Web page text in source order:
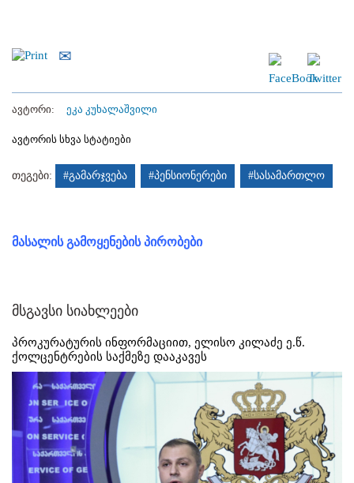
ავტორი: ეკა კუხალაშვილი
ავტორის სხვა სტატიები
თეგები: #გამარჯვება #პენსიონერები #სასამართლო
მასალის გამოყენების პირობები
მსგავსი სიახლეები
პროკურატურის ინფორმაციით, ელისო კილაძე ე.წ.
ქოლცენტრების საქმეზე დააკავეს